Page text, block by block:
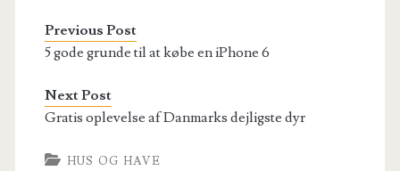
Previous Post
5 gode grunde til at købe en iPhone 6
Next Post
Gratis oplevelse af Danmarks dejligste dyr
HUS OG HAVE